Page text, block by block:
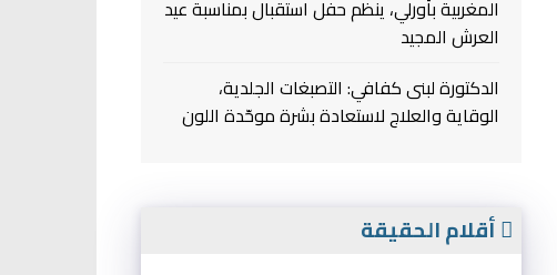
المغربية بأورلي، ينظم حفل استقبال بمناسبة عيد
العرش المجيد
الدكتورة لبنى كفافي: التصبغات الجلدية،
الوقاية والعلاج لاستعادة بشرة موحّدة اللون
أقلام الحقيقة